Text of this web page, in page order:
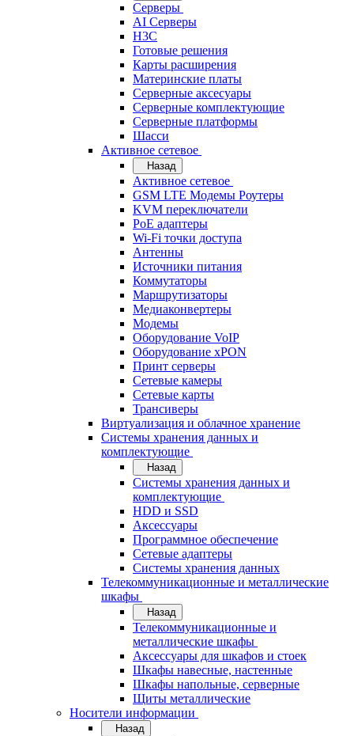
Cерверы
AI Серверы
H3C
Готовые решения
Карты расширения
Материнские платы
Серверные аксесуары
Серверные комплектующие
Серверные платформы
Шасси
Активное сетевое
Назад
Активное сетевое
GSM LTE Модемы Роутеры
KVM переключатели
PoE адаптеры
Wi-Fi точки доступа
Антенны
Источники питания
Коммутаторы
Маршрутизаторы
Медиаконвертеры
Модемы
Оборудование VoIP
Оборудование xPON
Принт серверы
Сетевые камеры
Сетевые карты
Трансиверы
Виртуализация и облачное хранение
Системы хранения данных и
комплектующие
Назад
Системы хранения данных и
комплектующие
HDD и SSD
Аксессуары
Программное обеспечение
Сетевые адаптеры
Системы хранения данных
Телекоммуникационные и металлические
шкафы
Назад
Телекоммуникационные и
металлические шкафы
Аксессуары для шкафов и стоек
Шкафы навесные, настенные
Шкафы напольные, серверные
Щиты металлические
Носители информации
Назад